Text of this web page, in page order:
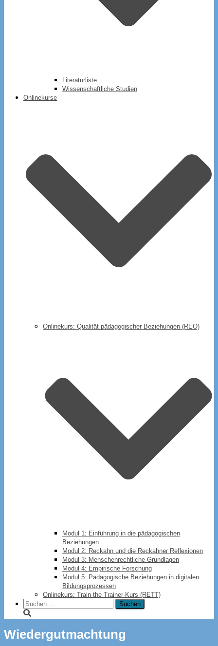
Literaturliste
Wissenschaftliche Studien
Onlinekurse
Onlinekurs: Qualität pädagogischer Beziehungen (REO)
Modul 1: Einführung in die pädagogischen
Beziehungen
Modul 2: Reckahn und die Reckahner Reflexionen
Modul 3: Menschenrechtliche Grundlagen
Modul 4: Empirische Forschung
Modul 5: Pädagogische Beziehungen in digitalen
Bildungsprozessen
Onlinekurs: Train the Trainer-Kurs (RETT)
Suchen
nach:
Wiedergutmachtung